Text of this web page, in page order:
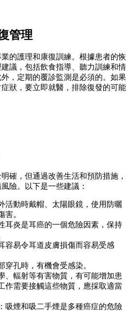
管理
的護理和康復訓練。根據患者的恢
議，包括飲食指導、聽力訓練和情
，定期的覆診監測是必須的。如果
狀，要立即就醫，排除復發的可能
確，但通過改善生活和預防措施，
險。以下是一些建議：
活動時戴帽、太陽眼鏡，使用防曬
害。
耳炎是耳癌的一個危險因素，保持
容易令耳道皮膚損傷而容易受感
穿孔時，有機會受感染。
、輻射等有害物質，有可能增加患
作需要接觸這些物質，應採取適當
吸煙和吸二手煙是多種癌症的危險